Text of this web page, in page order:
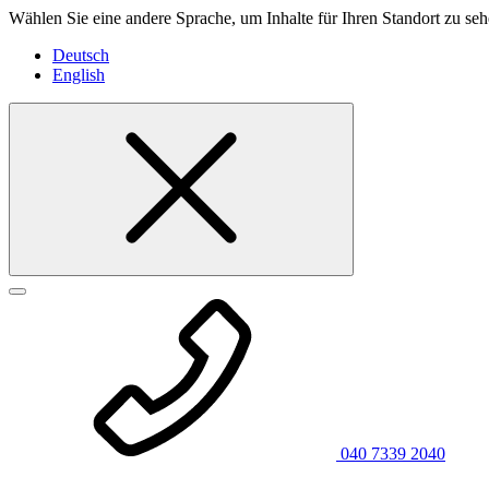
Wählen Sie eine andere Sprache, um Inhalte für Ihren Standort zu
Deutsch
English
040 7339 2040